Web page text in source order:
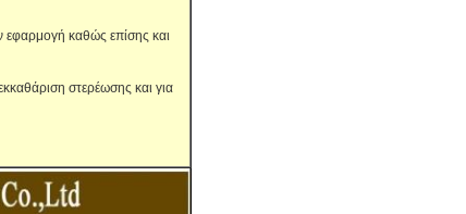
εφαρμογή καθώς επίσης και
στερέωσης και για